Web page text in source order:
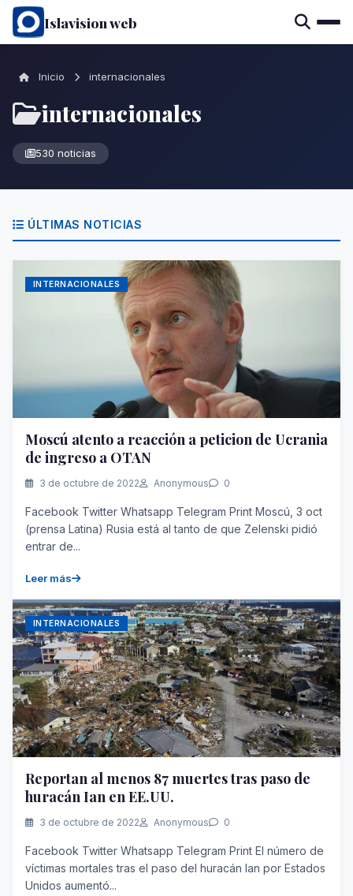
Islavision web
Inicio internacionales
internacionales
530 noticias
ÚLTIMAS NOTICIAS
INTERNACIONALES
Moscú atento a reacción a peticion de Ucrania
de ingreso a OTAN
3 de octubre de 2022 Anonymous 0
Facebook Twitter Whatsapp Telegram Print Moscú, 3 oct
(prensa Latina) Rusia está al tanto de que Zelenski pidió
entrar de...
Leer más
INTERNACIONALES
Reportan al menos 87 muertes tras paso de
huracán Ian en EE.UU.
3 de octubre de 2022 Anonymous 0
Facebook Twitter Whatsapp Telegram Print El número de
víctimas mortales tras el paso del huracán Ian por Estados
Unidos aumentó...